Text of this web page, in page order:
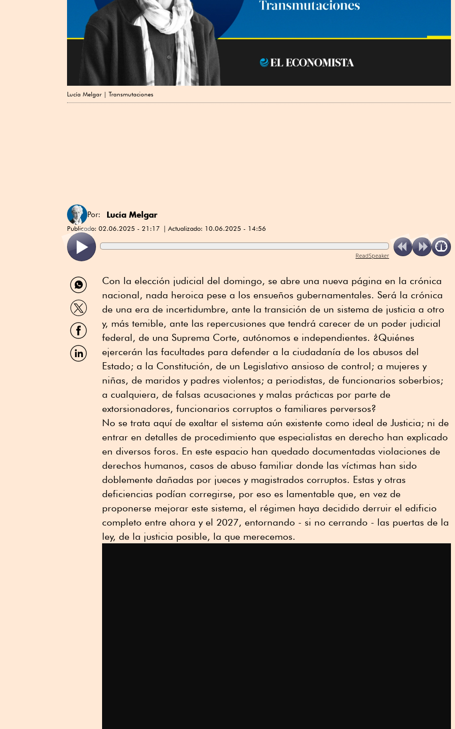
Lucía Melgar | Transmutaciones
Por: Lucía Melgar
Publicado: 02.06.2025 - 21:17 Actualizado: 10.06.2025 - 14:56
ReadSpeaker
Compartir
por
WhatsApp
Compartir
por
Twitter
Compartir
por
Facebook
Compartir
por
Con la elección judicial del domingo, se abre una nueva página en la crónica
nacional, nada heroica pese a los ensueños gubernamentales. Será la crónica
de una era de incertidumbre, ante la transición de un sistema de justicia a otro
y, más temible, ante las repercusiones que tendrá carecer de un poder judicial
federal, de una Suprema Corte, autónomos e independientes. ¿Quiénes
ejercerán las facultades para defender a la ciudadanía de los abusos del
Estado; a la Constitución, de un Legislativo ansioso de control; a mujeres y
niñas, de maridos y padres violentos; a periodistas, de funcionarios soberbios;
a cualquiera, de falsas acusaciones y malas prácticas por parte de
extorsionadores, funcionarios corruptos o familiares perversos?
No se trata aquí de exaltar el sistema aún existente como ideal de Justicia; ni de
entrar en detalles de procedimiento que especialistas en derecho han explicado
en diversos foros. En este espacio han quedado documentadas violaciones de
derechos humanos, casos de abuso familiar donde las víctimas han sido
doblemente dañadas por jueces y magistrados corruptos. Estas y otras
deficiencias podían corregirse, por eso es lamentable que, en vez de
proponerse mejorar este sistema, el régimen haya decidido derruir el edificio
completo entre ahora y el 2027, entornando - si no cerrando - las puertas de la
ley, de la justicia posible, la que merecemos.